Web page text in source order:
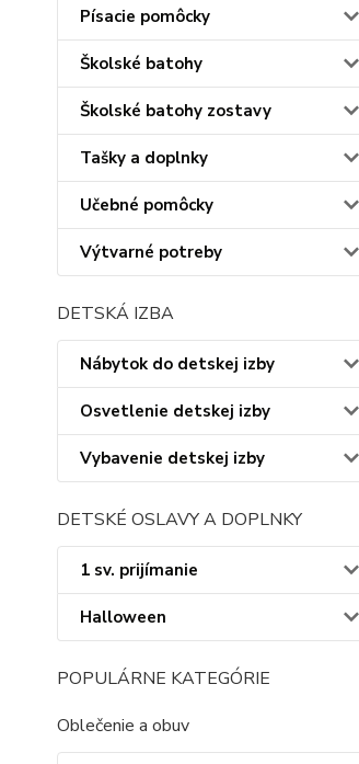
Písacie pomôcky
Školské batohy
Školské batohy zostavy
Tašky a doplnky
Učebné pomôcky
Výtvarné potreby
DETSKÁ IZBA
Nábytok do detskej izby
Osvetlenie detskej izby
Vybavenie detskej izby
DETSKÉ OSLAVY A DOPLNKY
1 sv. prijímanie
Halloween
POPULÁRNE KATEGÓRIE
Oblečenie a obuv